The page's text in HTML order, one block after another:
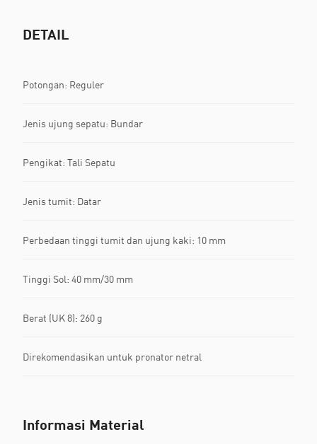
DETAIL
Potongan: Reguler
Jenis ujung sepatu: Bundar
Pengikat: Tali Sepatu
Jenis tumit: Datar
Perbedaan tinggi tumit dan ujung kaki: 10 mm
Tinggi Sol: 40 mm/30 mm
Berat (UK 8): 260 g
Direkomendasikan untuk pronator netral
Informasi Material